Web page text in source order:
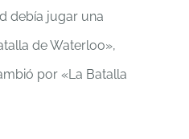
debía jugar una
de Waterloo»,
por «La Batalla